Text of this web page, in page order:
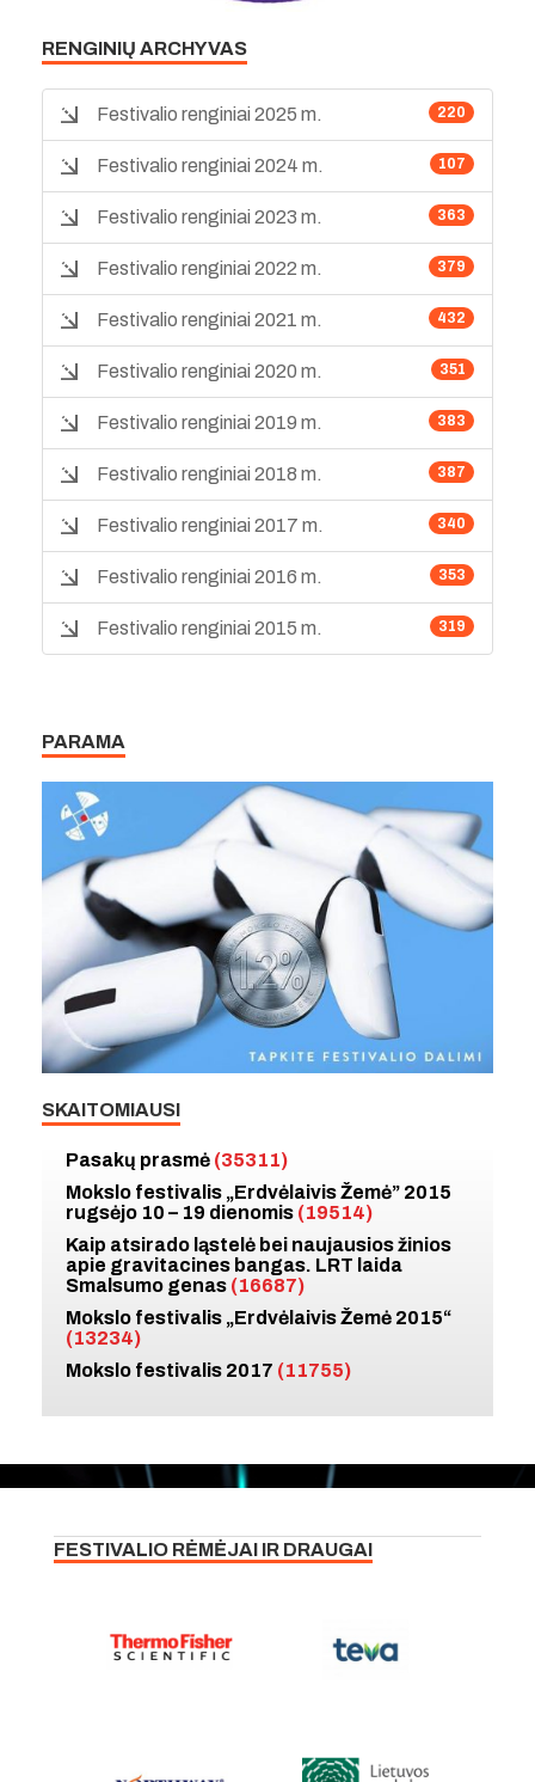
RENGINIŲ ARCHYVAS
220
Festivalio renginiai 2025 m.
107
Festivalio renginiai 2024 m.
363
Festivalio renginiai 2023 m.
379
Festivalio renginiai 2022 m.
432
Festivalio renginiai 2021 m.
351
Festivalio renginiai 2020 m.
383
Festivalio renginiai 2019 m.
387
Festivalio renginiai 2018 m.
340
Festivalio renginiai 2017 m.
353
Festivalio renginiai 2016 m.
319
Festivalio renginiai 2015 m.
PARAMA
SKAITOMIAUSI
Pasakų prasmė (35311)
Mokslo festivalis „Erdvėlaivis Žemė” 2015
rugsėjo 10 – 19 dienomis (19514)
Kaip atsirado ląstelė bei naujausios žinios
apie gravitacines bangas. LRT laida
Smalsumo genas (16687)
Mokslo festivalis „Erdvėlaivis Žemė 2015“
(13234)
Mokslo festivalis 2017 (11755)
FESTIVALIO RĖMĖJAI IR DRAUGAI